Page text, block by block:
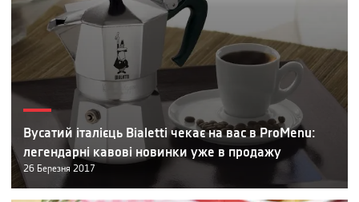
Вусатий італієць Bialetti чекає на вас в ProMenu:
легендарні кавові новинки уже в продажу
26 Березня 2017